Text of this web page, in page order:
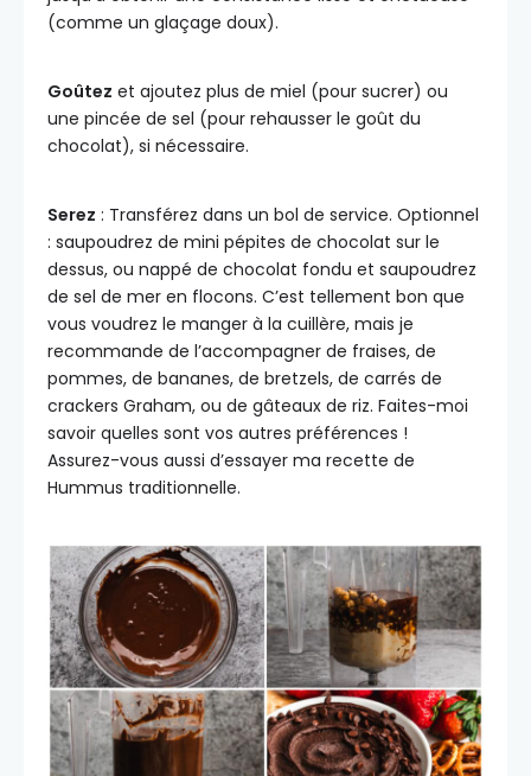
(comme un glaçage doux).
Goûtez et ajoutez plus de miel (pour sucrer) ou
une pincée de sel (pour rehausser le goût du
chocolat), si nécessaire.
Serez : Transférez dans un bol de service. Optionnel
: saupoudrez de mini pépites de chocolat sur le
dessus, ou nappé de chocolat fondu et saupoudrez
de sel de mer en flocons. C’est tellement bon que
vous voudrez le manger à la cuillère, mais je
recommande de l’accompagner de fraises, de
pommes, de bananes, de bretzels, de carrés de
crackers Graham, ou de gâteaux de riz. Faites-moi
savoir quelles sont vos autres préférences !
Assurez-vous aussi d’essayer ma recette de
Hummus traditionnelle.